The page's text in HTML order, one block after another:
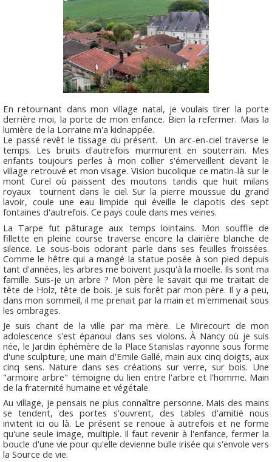
En retournant dans mon village natal, je voulais tirer la porte
derrière moi, la porte de mon enfance. Bien la refermer. Mais la
lumière de la Lorraine m'a kidnappée.
Le passé revêt le tissage du présent. Un arc-en-ciel traverse le
temps. Les bruits d'autrefois murmurent en souterrain. Mes
enfants toujours perles à mon collier s'émerveillent devant le
village retrouvé et mon visage. Vision bucolique ce matin-là sur le
mont Curel où paissent des moutons tandis que huit milans
royaux tournent dans le ciel. Sur la pierre moussue du grand
lavoir, coule une eau limpide qui éveille le clapotis des sept
fontaines d'autrefois. Ce pays coule dans mes veines.
La Tarpe fut pâturage aux temps lointains. Mon souffle de
fillette en pleine course traverse encore la clairière blanche de
silence. Le sous-bois odorant parle dans ses feuilles froissées.
Comme le hêtre qui a mangé la statue posée à son pied depuis
tant d'années, les arbres me boivent jusqu'à la moelle. Ils sont ma
famille. Suis-je un arbre ? Mon père le savait qui me traitait de
tête de Holz, tête de bois. Je suis forêt par mon père. Il y a peu,
dans mon sommeil, il me prenait par la main et m'emmenait sous
les ombrages.
Je suis chant de la ville par ma mère. Le Mirecourt de mon
adolescence s'est épanoui dans ses violons. À Nancy où je suis
née, le Jardin éphémère de la Place Stanislas rayonne sous forme
d'une sculpture, une main d'Emile Gallé, main aux cinq doigts, aux
cinq sens. Nature dans ses créations sur verre, sur bois. Une
"armoire arbre" témoigne du lien entre l'arbre et l'homme. Main
de la fraternité humaine et végétale.
Au village, je pensais ne plus connaître personne. Mais des mains
se tendent, des portes s'ouvrent, des tables d'amitié nous
invitent ici ou là. Le présent se renoue à autrefois et ne forme
qu'une seule image, multiple. Il faut revenir à l'enfance, fermer la
boucle d'une vie pour qu'elle devienne bulle irisée qui s'envole vers
la Source de vie.